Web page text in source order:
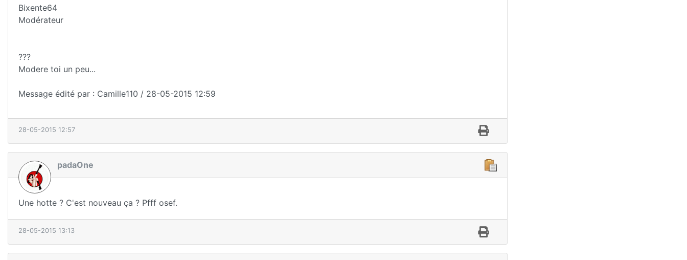
Bixente64
Modérateur
???
Modere toi un peu...
Message édité par : Camille110 / 28-05-2015 12:59
28-05-2015 12:57
padaOne
Une hotte ? C'est nouveau ça ? Pfff osef.
28-05-2015 13:13